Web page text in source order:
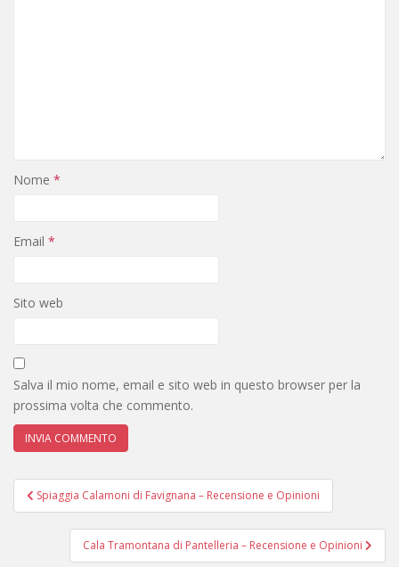
Nome *
Email *
Sito web
Salva il mio nome, email e sito web in questo browser per la
prossima volta che commento.
Navigazione
articoli
Spiaggia Calamoni di Favignana – Recensione e Opinioni
Cala Tramontana di Pantelleria – Recensione e Opinioni